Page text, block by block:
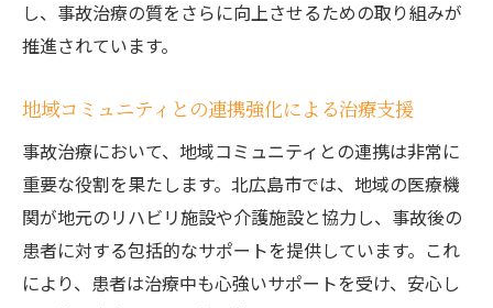
し、事故治療の質をさらに向上させるための取り組みが
推進されています。
地域コミュニティとの連携強化による治療支援
事故治療において、地域コミュニティとの連携は非常に
重要な役割を果たします。北広島市では、地域の医療機
関が地元のリハビリ施設や介護施設と協力し、事故後の
患者に対する包括的なサポートを提供しています。これ
により、患者は治療中も心強いサポートを受け、安心し